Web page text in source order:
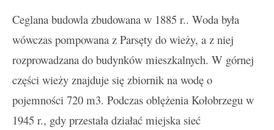
Ceglana budowla zbudowana w 1885 r.. Woda była
wówczas pompowana z Parsęty do wieży, a z niej
rozprowadzana do budynków mieszkalnych. W górnej
części wieży znajduje się zbiornik na wodę o
pojemności 720 m3. Podczas oblężenia Kołobrzegu w
1945 r., gdy przestała działać miejska sieć